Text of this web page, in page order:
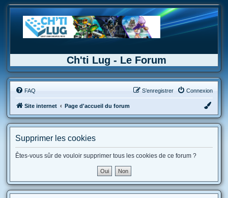
Ch'ti Lug - Le Forum
FAQ Connexion
S’enregistrer
Site internet Page d'accueil du forum
Supprimer les cookies
Êtes-vous sûr de vouloir supprimer tous les cookies de ce forum ?